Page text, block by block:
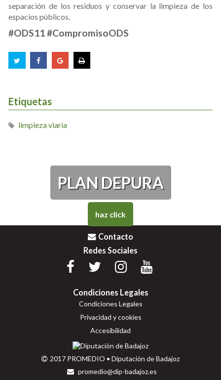
separación de los residuos y conservar la limpieza de los
espacios públicos.
#ODS11 #CompromisoODS
Etiquetas
limpieza viaria
PLAN DEPURA
haz click
Contacto
Redes Sociales
Condiciones Legales
Condiciones Legales
Privacidad y cookies
Accesibilidad
2017 PROMEDIO • Diputación de Badajoz
promedio@dip-badajoz.es